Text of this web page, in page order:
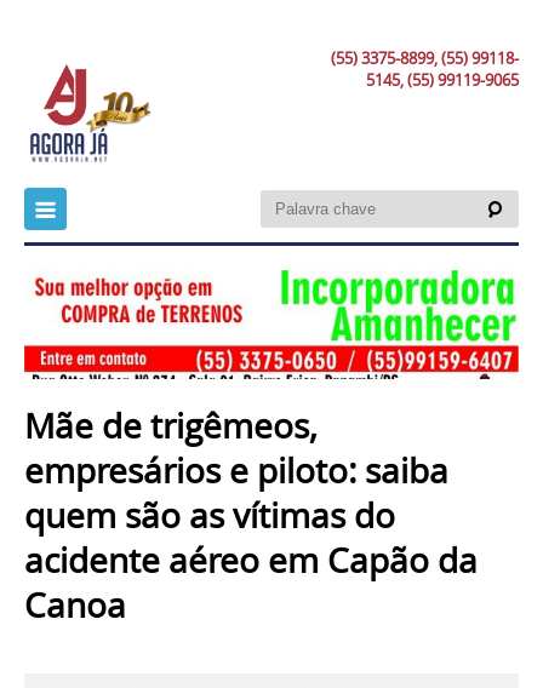
(55) 3375-8899, (55) 99118-
5145, (55) 99119-9065
Mãe de trigêmeos,
empresários e piloto: saiba
quem são as vítimas do
acidente aéreo em Capão da
Canoa